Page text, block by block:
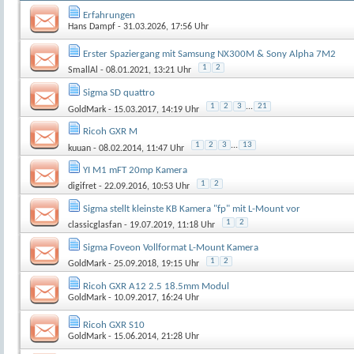
Erfahrungen
Hans Dampf - 31.03.2026, 17:56 Uhr
Erster Spaziergang mit Samsung NX300M & Sony Alpha 7M2
SmallAl - 08.01.2021, 13:21 Uhr 1 2
Sigma SD quattro
GoldMark - 15.03.2017, 14:19 Uhr 1 2 3 ... 21
Ricoh GXR M
kuuan - 08.02.2014, 11:47 Uhr 1 2 3 ... 13
YI M1 mFT 20mp Kamera
digifret - 22.09.2016, 10:53 Uhr 1 2
Sigma stellt kleinste KB Kamera "fp" mit L-Mount vor
classicglasfan - 19.07.2019, 11:18 Uhr 1 2
Sigma Foveon Vollformat L-Mount Kamera
GoldMark - 25.09.2018, 19:15 Uhr 1 2
Ricoh GXR A12 2.5 18.5mm Modul
GoldMark - 10.09.2017, 16:24 Uhr
Ricoh GXR S10
GoldMark - 15.06.2014, 21:28 Uhr